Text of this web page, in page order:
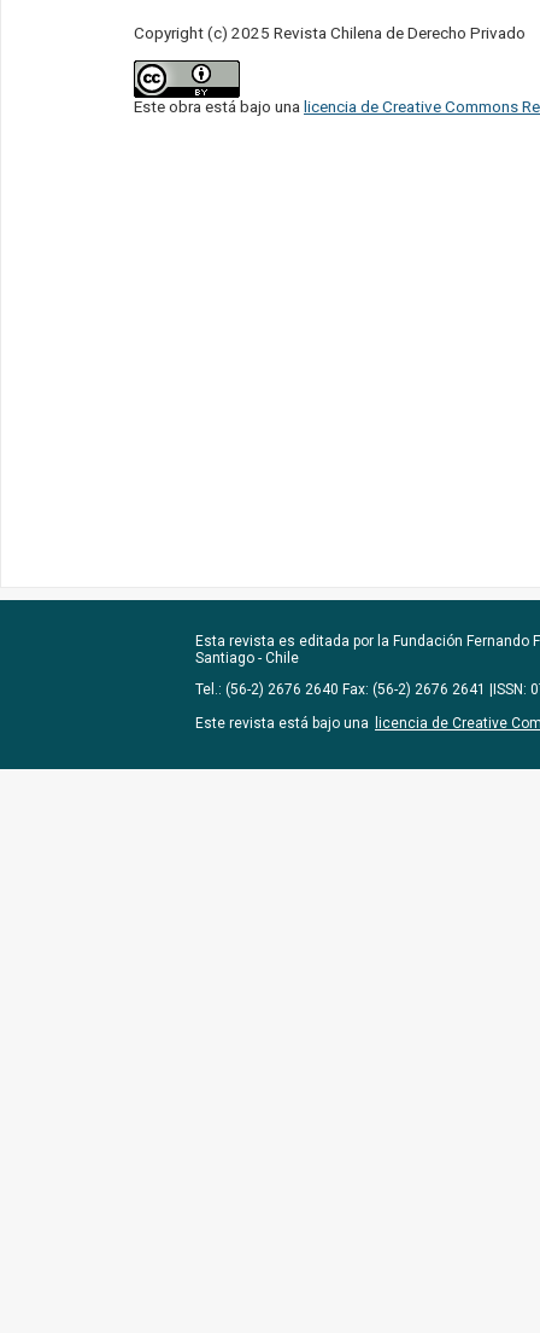
Copyright (c) 2025 Revista Chilena de Derecho Privado
Este obra está bajo una licencia de Creative Commons
Esta revista es editada por la Fundación Fernando
Santiago - Chile
Tel.: (56-2) 2676 2640 Fax: (56-2) 2676 2641 |ISSN:
Este revista está bajo una
licencia de Creative